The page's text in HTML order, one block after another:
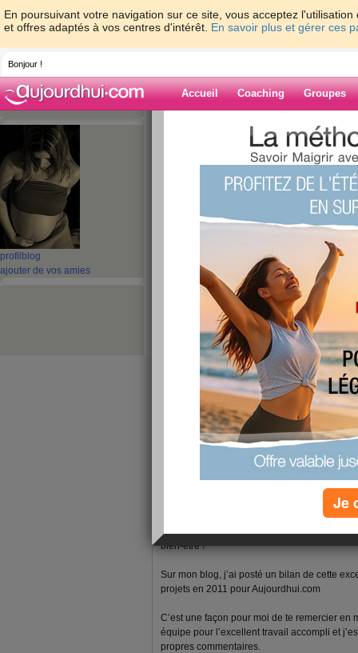
En poursuivant votre navigation sur ce site, vous acceptez
et offres adaptés à vos centres d'intérêt. En savoir plus et gérer ces
Bonjour !
Accueil Coaching Groupes
profil blog
ajouter de vos amies
> > Je
Blog de
Je m’appelle
Je m’appelle...
1 - 1 de 1 ‹ Préc. Suiv. › »
fabrice-boutain
publié le 18/01/2011 à 08:13
Je te souhaite une excellente année 2011,
bien-être !
Sur mon blog, j’ai posté un bilan de cette
projets en 2011 pour Aujourdhui.com
C’est une façon pour moi de te remercier en
équipe pour l’excellent travail accompli et
propres commentaires.
Je